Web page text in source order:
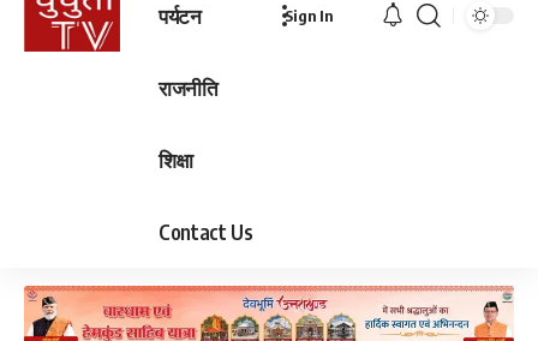
पर्यटन
राजनीति
शिक्षा
Contact Us
Sign In